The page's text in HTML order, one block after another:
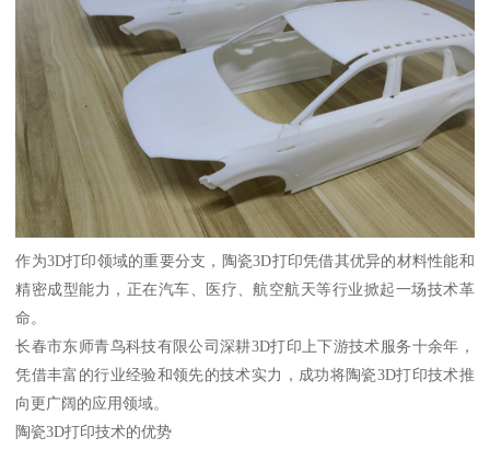
作为3D打印领域的重要分支，陶瓷3D打印凭借其优异的材料性能和
精密成型能力，正在汽车、医疗、航空航天等行业掀起一场技术革
命。
长春市东师青鸟科技有限公司深耕3D打印上下游技术服务十余年，
凭借丰富的行业经验和领先的技术实力，成功将陶瓷3D打印技术推
向更广阔的应用领域。
陶瓷3D打印技术的优势